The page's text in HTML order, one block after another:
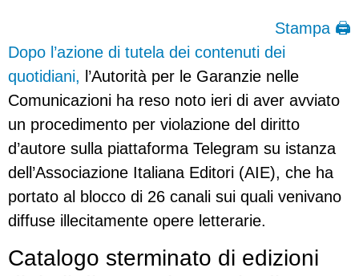
Stampa 🖨
Dopo l’azione di tutela dei contenuti dei
quotidiani, l’Autorità per le Garanzie nelle
Comunicazioni ha reso noto ieri di aver avviato
un procedimento per violazione del diritto
d’autore sulla piattaforma Telegram su istanza
dell’Associazione Italiana Editori (AIE), che ha
portato al blocco di 26 canali sui quali venivano
diffuse illecitamente opere letterarie.
Catalogo sterminato di edizioni